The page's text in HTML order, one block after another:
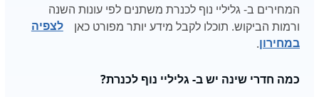
המחירים ב- גליליי נוף לכנרת משתנים לפי עונות השנה
ורמות הביקוש. תוכלו לקבל מידע יותר מפורט כאן
לצפיה
במחירון.
כמה חדרי שינה יש ב- גליליי נוף לכנרת?